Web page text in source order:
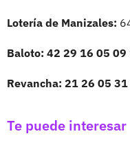
Lotería de Manizales:
Baloto: 42 29 16 05 09
Revancha: 21 26 05
Te puede interesar